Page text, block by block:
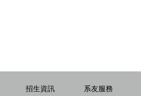
招生資訊 系友服務